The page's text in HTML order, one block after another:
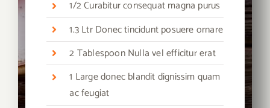
1/2 Curabitur consequat magna purus
1.3 Ltr Donec tincidunt posuere ornare
2 Tablespoon Nulla vel efficitur erat
1 Large donec blandit dignissim quam
ac feugiat